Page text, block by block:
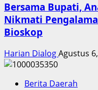
Bersama Bupati,
Nikmati
Bioskop
Harian DialogAgustus
Berita Daerah